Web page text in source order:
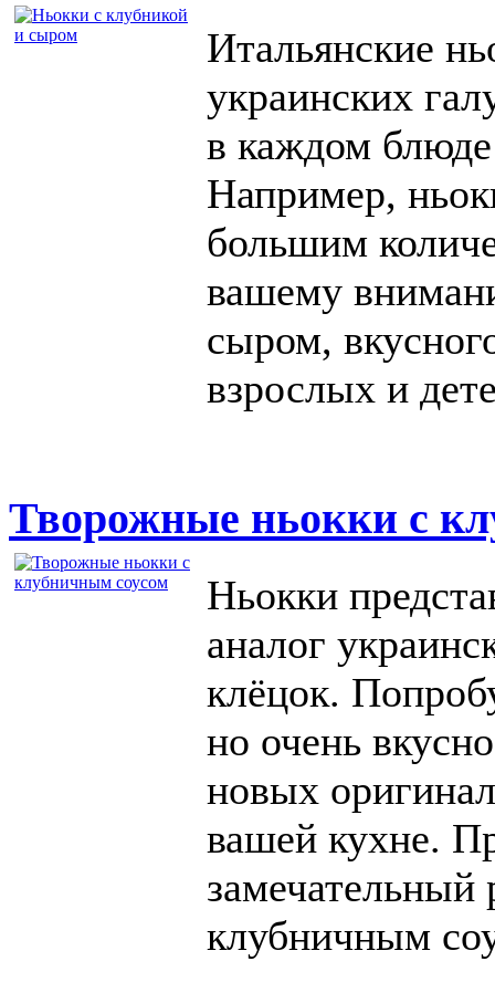
Итальянские
украинских
в каждом блюде
Например,
большим
вашему
сыром,
взрослых и
Творожные ньокки с
Ньокки
аналог
клёцок.
но очень
новых
вашей кухне.
клубничным